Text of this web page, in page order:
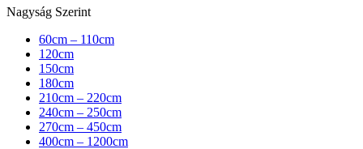
Nagyság Szerint
60cm – 110cm
120cm
150cm
180cm
210cm – 220cm
240cm – 250cm
270cm – 450cm
400cm – 1200cm